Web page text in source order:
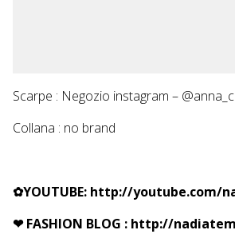
Scarpe : Negozio instagram –
Collana : no brand
✿YOUTUBE: http://youtube.com/
❤ FASHION BLOG : http://